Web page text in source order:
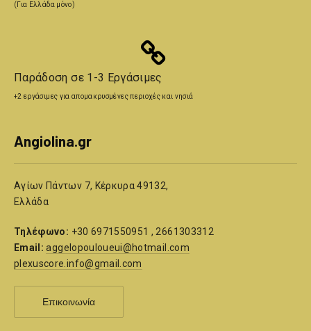
(Για Ελλάδα μόνο)
Παράδοση σε 1-3 Εργάσιμες
+2 εργάσιμες για απομακρυσμένες περιοχές και νησιά
Angiolina.gr
Αγίων Πάντων 7, Κέρκυρα 49132,
Ελλάδα
Τηλέφωνο: +30 6971550951 , 2661303312
Email: aggelopouloueui@hotmail.com
plexuscore.info@gmail.com
Επικοινωνία